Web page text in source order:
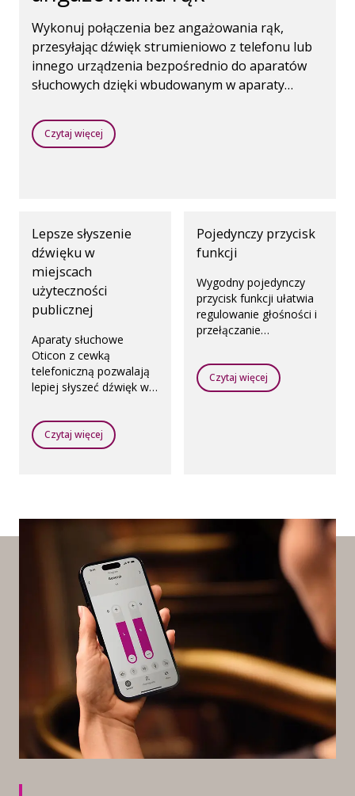
Wykonuj połączenia bez angażowania rąk,
przesyłając dźwięk strumieniowo z telefonu lub
innego urządzenia bezpośrednio do aparatów
słuchowych dzięki wbudowanym w aparaty
Czytaj więcej
Lepsze słyszenie
dźwięku w
miejscach
użyteczności
publicznej
Aparaty słuchowe
Oticon z cewką
telefoniczną pozwalają
lepiej słyszeć dźwięk w
teatrach, kinach czy
salach koncertowych,
na lotniskach i w innych
Czytaj więcej
Pojedynczy przycisk
funkcji
Wygodny pojedynczy
przycisk funkcji ułatwia
regulowanie głośności i
przełączanie
Czytaj więcej